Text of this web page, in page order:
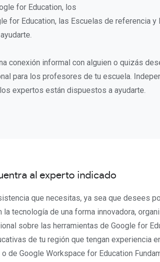
for Education, los
for Education, las Escuelas de referencia
conexión informal con alguien o quizás
para los profesores de tu escuela.
expertos están dispuestos a ayudarte.
al experto indicado
que necesitas, ya sea que desees
tecnología de una forma innovadora,
sobre las herramientas de Google for
de tu región que tengan experiencia
de Google Workspace for Education